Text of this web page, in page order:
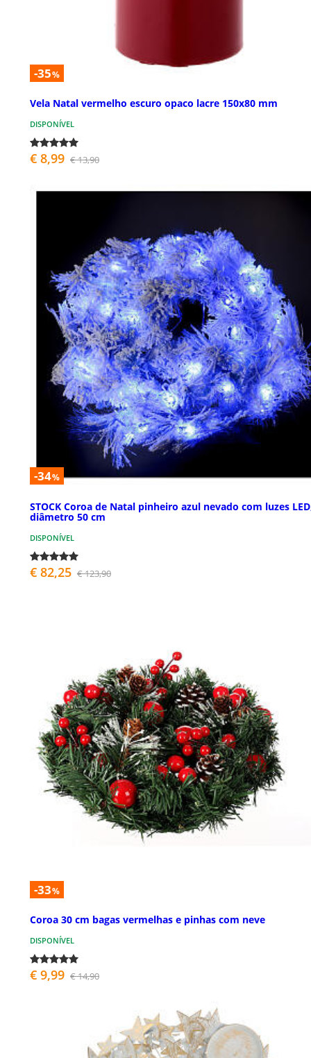
-35%
Vela Natal vermelho escuro opaco lacre 150x80 mm
DISPONÍVEL
€ 8,99 € 13,90
-34%
STOCK Coroa de Natal pinheiro azul nevado com luzes
diâmetro 50 cm
DISPONÍVEL
€ 82,25 € 123,90
-33%
Coroa 30 cm bagas vermelhas e pinhas com neve
DISPONÍVEL
€ 9,99 € 14,90